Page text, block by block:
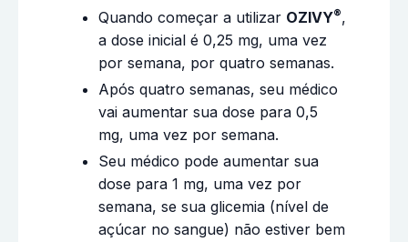
Quando começar a utilizar OZIVY®,
a dose inicial é 0,25 mg, uma vez
por semana, por quatro semanas.
Após quatro semanas, seu médico
vai aumentar sua dose para 0,5
mg, uma vez por semana.
Seu médico pode aumentar sua
dose para 1 mg, uma vez por
semana, se sua glicemia (nível de
açúcar no sangue) não estiver bem